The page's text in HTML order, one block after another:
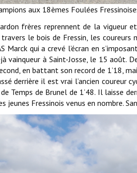
aux 18èmes Foulées
frères reprennent de la vigueur
le bois de Fressin, les
Marck qui a crevé l’écran en
vainqueur à Saint-Josse, le 15
en battant son record de 1’18,
derrière il est vrai l’ancien
Temps de Brunel de 1’48. Il laisse
jeunes Fressinois venus en nombre.